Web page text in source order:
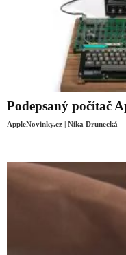
Podepsaný počítač
AppleNovinky.cz | Nika Drunecká -